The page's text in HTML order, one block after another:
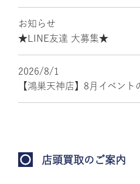
お知らせ
★LINE友達 大募集★
2026/8/1
【鴻巣天神店】8月イベント
店頭買取のご案内